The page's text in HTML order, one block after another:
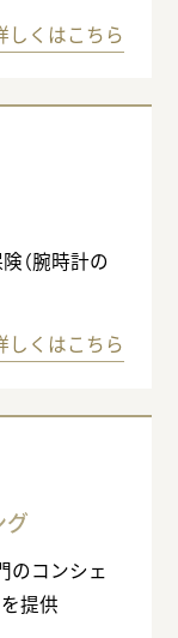
しくはこちら
（腕時計の
しくはこちら
グ
のコンシェ
提供